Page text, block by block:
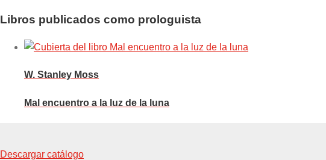
Libros publicados como prologuista
W. Stanley Moss
Mal encuentro a la luz de la luna
Descargar catálogo